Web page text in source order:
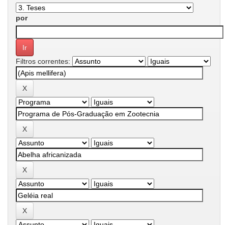
por
Filtros correntes: